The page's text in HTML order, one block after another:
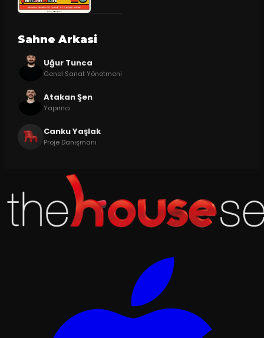
Sahne Arkasi
Uğur Tunca
Genel Sanat Yönetmeni
Atakan Şen
Yapımcı
Canku Yaşlak
Proje Danışmanı